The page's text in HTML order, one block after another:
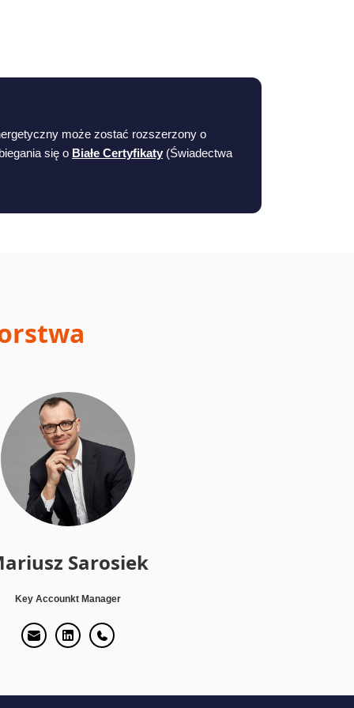
może zostać rozszerzony o
się o Białe Certyfikaty (Świadectwa
Sarosiek
Key Accounkt Manager